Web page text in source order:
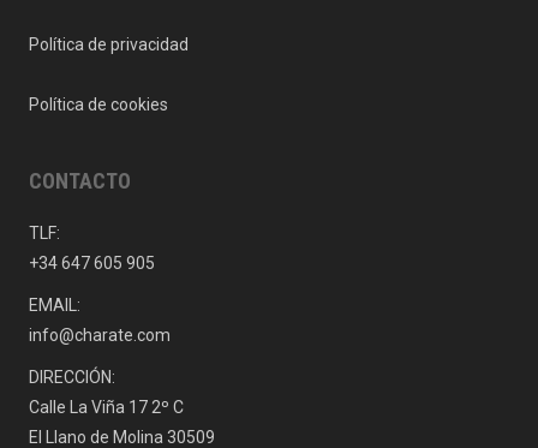
Política de privacidad
Política de cookies
CONTACTO
TLF:
+34 647 605 905
EMAIL:
info@charate.com
DIRECCIÓN:
Calle La Viña 17 2º C
El Llano de Molina 30509